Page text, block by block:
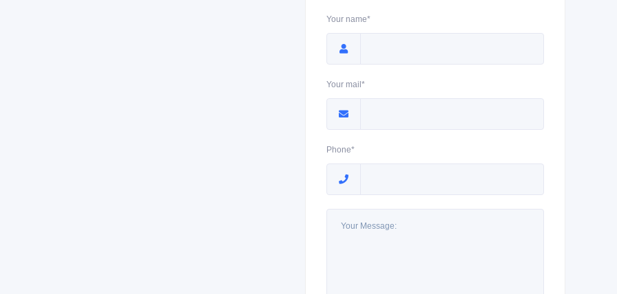
Your name*
Your mail*
Phone*